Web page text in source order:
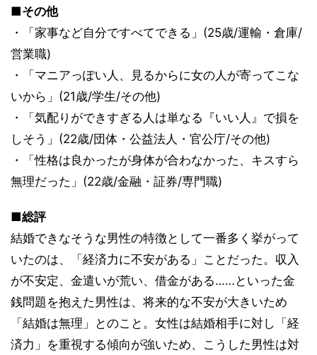
■その他
・「家事など自分ですべてできる」(25歳/運輸・倉庫/
営業職)
・「マニアっぽい人、見るからに女の人が寄ってこな
いから」(21歳/学生/その他)
・「気配りができすぎる人は単なる『いい人』で損を
しそう」(22歳/団体・公益法人・官公庁/その他)
・「性格は良かったが身体が合わなかった、キスすら
無理だった」(22歳/金融・証券/専門職)
■総評
結婚できなそうな男性の特徴として一番多く挙がって
いたのは、「経済力に不安がある」ことだった。収入
が不安定、金遣いが荒い、借金がある……といった金
銭問題を抱えた男性は、将来的な不安が大きいため
「結婚は無理」とのこと。女性は結婚相手に対し「経
済力」を重視する傾向が強いため、こうした男性は対